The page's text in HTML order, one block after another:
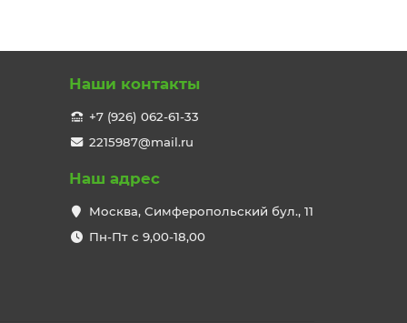
Наши контакты
+7 (926) 062-61-33
2215987@mail.ru
Наш адрес
Москва, Симферопольский бул., 11
Пн-Пт с 9,00-18,00